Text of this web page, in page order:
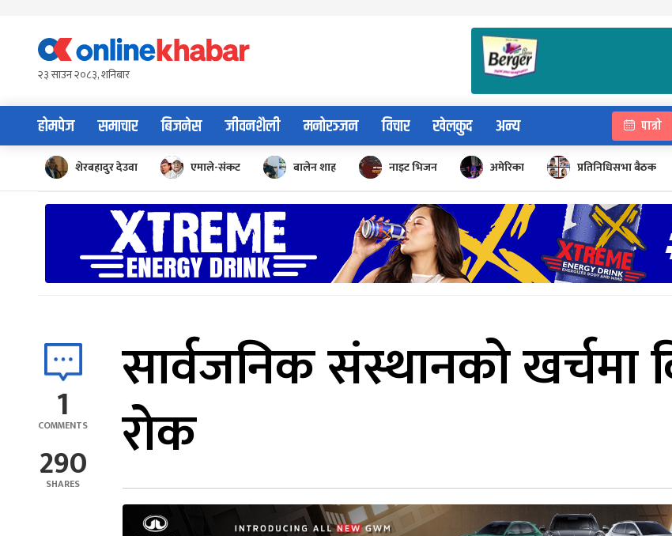
content२३ साउन २०८३, शनिबार
होमपेज समाचार बिजनेस जीवनशैली मनोरञ्जन विचार खेलकुद अन्य पात्रो
शेरबहादुर देउवा एमाले-संकट बालेन शाह नाइट भिजन अमेरिका प्रतिनिधिसभा बैठक
1
COMMENTS
290
SHARES
सार्वजनिक संस्थानको खर्चमा
रोक